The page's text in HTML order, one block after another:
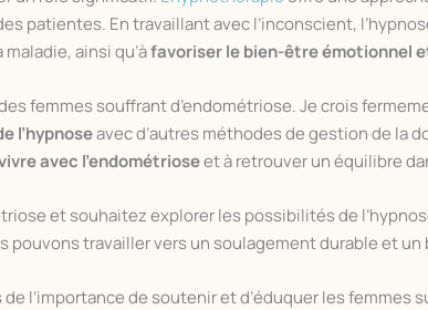
patientes. En travaillant avec l’inconscient,
ainsi qu’àfavoriser le bien-être émotionnel
femmes souffrant d’endométriose. Je crois
l’hypnoseavec d’autres méthodes de gestion de la
avec l’endométrioseet à retrouver un équilibre
et souhaitez explorer les possibilités de
pouvons travailler vers un soulagement durable et
l’importance de soutenir et d’éduquer les femmes